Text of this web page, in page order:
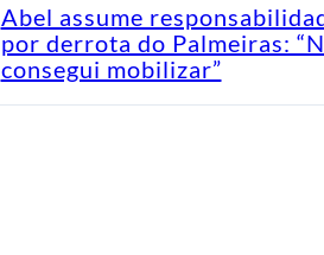
Abel assume
por derrota do Palmeiras:
consegui mobilizar”